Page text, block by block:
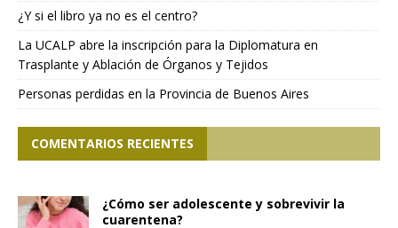
¿Y si el libro ya no es el centro?
La UCALP abre la inscripción para la Diplomatura en
Trasplante y Ablación de Órganos y Tejidos
Personas perdidas en la Provincia de Buenos Aires
COMENTARIOS RECIENTES
¿Cómo ser adolescente y sobrevivir la
cuarentena?